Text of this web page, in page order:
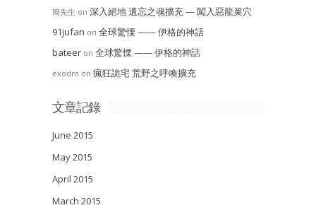
簡先生 on 深入絕地 遺忘之魂擴充 — 闖入惡龍巢穴
91jufan on 全球驚慄 —— 伊格的神話
bateer on 全球驚慄 —— 伊格的神話
exodm on 瘋狂詭宅 荒野之呼喚擴充
文章記錄
June 2015
May 2015
April 2015
March 2015